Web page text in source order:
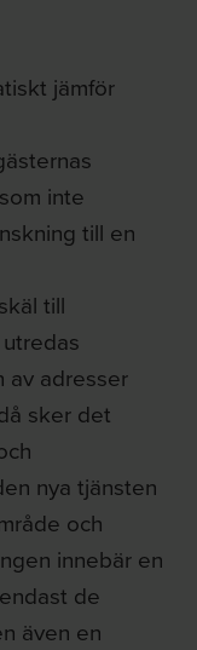
jämför
inte
till en
till
av adresser
sker det
nya tjänsten
och
innebär en
de
även en